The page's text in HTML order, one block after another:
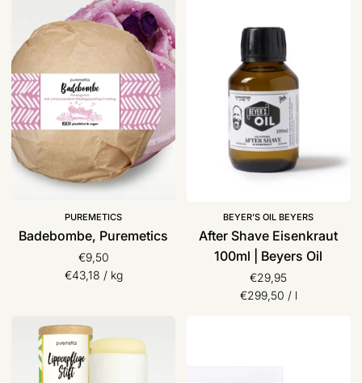
Puremetics
PUREMETICS
Badebombe, Puremetics
€9,50
Stückpreis
€43,18 /pro
kg
Eisenkraut
BEYER’S OIL BEYERS
After Shave Eisenkraut
100ml | Beyers Oil
€29,95
Stückpreis
€299,50 /pro
l
Lippenpflegestift
Puremetics